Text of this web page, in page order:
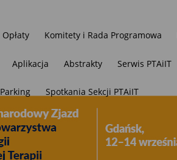
Opłaty Komitety i Rada Programowa
Aplikacja Abstrakty Serwis PTAiIT
Parking Spotkania Sekcji PTAiIT